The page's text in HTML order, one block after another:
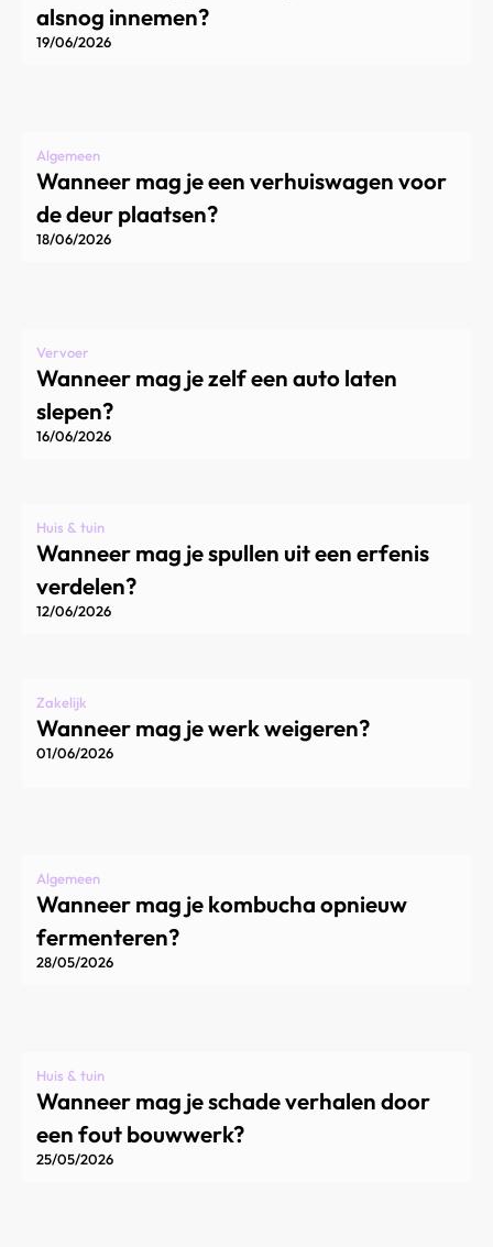
alsnog innemen?
19/06/2026
Algemeen
Wanneer mag je een verhuiswagen voor
de deur plaatsen?
18/06/2026
Vervoer
Wanneer mag je zelf een auto laten
slepen?
16/06/2026
Huis & tuin
Wanneer mag je spullen uit een erfenis
verdelen?
12/06/2026
Zakelijk
Wanneer mag je werk weigeren?
01/06/2026
Algemeen
Wanneer mag je kombucha opnieuw
fermenteren?
28/05/2026
Huis & tuin
Wanneer mag je schade verhalen door
een fout bouwwerk?
25/05/2026